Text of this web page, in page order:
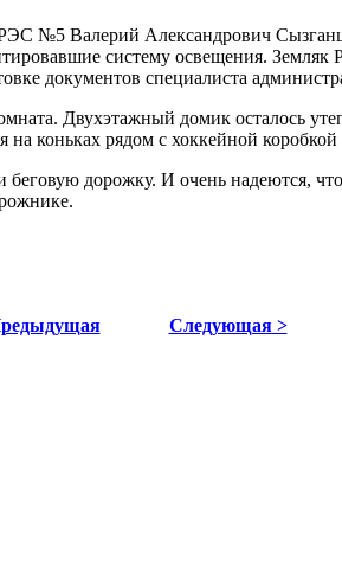
№5 Валерий Александрович
систему освещения.
документов специалиста
Двухэтажный домик осталось
коньках рядом с хоккейной коробкой
дорожку. И очень надеются,
Следующая >